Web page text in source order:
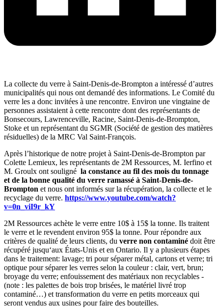
La collecte du verre à Saint-Denis-de-Brompton a intéressé d’autres
municipalités qui nous ont demandé des informations. Le Comité du
verre les a donc invitées à une rencontre. Environ une vingtaine de
personnes assistaient à cette rencontre dont des représentants de
Bonsecours, Lawrenceville, Racine, Saint-Denis-de-Brompton,
Stoke et un représentant du SGMR (Société de gestion des matières
résiduelles) de la MRC Val Saint-François.
Après l’historique de notre projet à Saint-Denis-de-Brompton par
Colette Lemieux, les représentants de 2M Ressources, M. Ierfino et
M. Groulx ont souligné la constance au fil des mois du tonnage
et de la bonne qualité du verre ramassé à Saint-Denis-de-
Brompton et nous ont informés sur la récupération, la collecte et le
recyclage du verre. https://www.youtube.com/watch?
v=0n_viI9r_kY
2M Ressources achète le verre entre 10$ à 15$ la tonne. Ils traitent
le verre et le revendent environ 95$ la tonne. Pour répondre aux
critères de qualité de leurs clients, du verre non contaminé doit être
récupéré jusqu‘aux États-Unis et en Ontario. Il y a plusieurs étapes
dans le traitement: lavage; tri pour séparer métal, cartons et verre; tri
optique pour séparer les verres selon la couleur : clair, vert, brun;
broyage du verre; enfouissement des matériaux non recyclables -
(note : les palettes de bois trop brisées, le matériel livré trop
contaminé…) et transformation du verre en petits morceaux qui
seront vendus aux usines pour faire des bouteilles.